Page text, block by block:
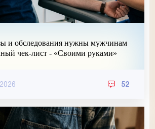
и обследования нужны мужчинам
чек-лист - «Своими руками»
52